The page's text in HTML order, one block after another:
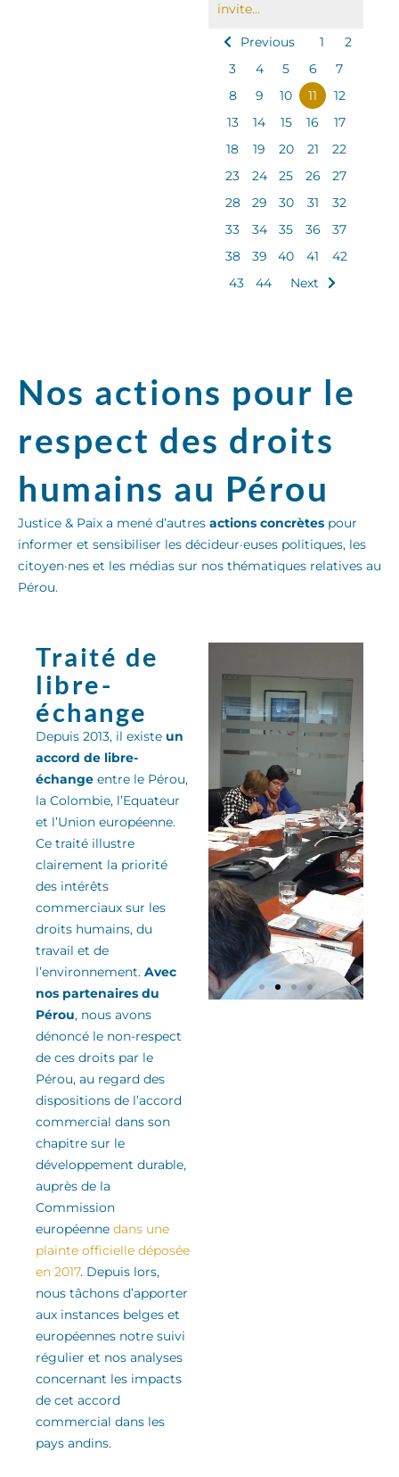
invite...
Previous 1
2
3
4 5 6
7
8
9 10 11
12
13
14 15 16
17
18
19 20 21
22
23
24 25 26
27
28
29 30 31
32
33
34 35 36
37
38
39 40 41
42
43
44 Next
Nos actions pour le
respect des droits
humains au Pérou
Justice & Paix a mené d’autres actions concrètes pour
informer et sensibiliser les décideur·euses politiques, les
citoyen·nes et les médias sur nos thématiques relatives au
Pérou.
Traité de
libre-
échange
Depuis 2013, il existe un
accord de libre-
échange entre le Pérou,
la Colombie, l’Equateur
et l’Union européenne.
Ce traité illustre
clairement la priorité
des intérêts
commerciaux sur les
droits humains, du
travail et de
l’environnement. Avec
nos partenaires du
Pérou, nous avons
dénoncé le non-respect
de ces droits par le
Pérou, au regard des
dispositions de l’accord
commercial dans son
chapitre sur le
développement durable,
auprès de la
Commission
européenne dans une
plainte officielle déposée
en 2017. Depuis lors,
nous tâchons d’apporter
aux instances belges et
européennes notre suivi
régulier et nos analyses
concernant les impacts
de cet accord
commercial dans les
pays andins.